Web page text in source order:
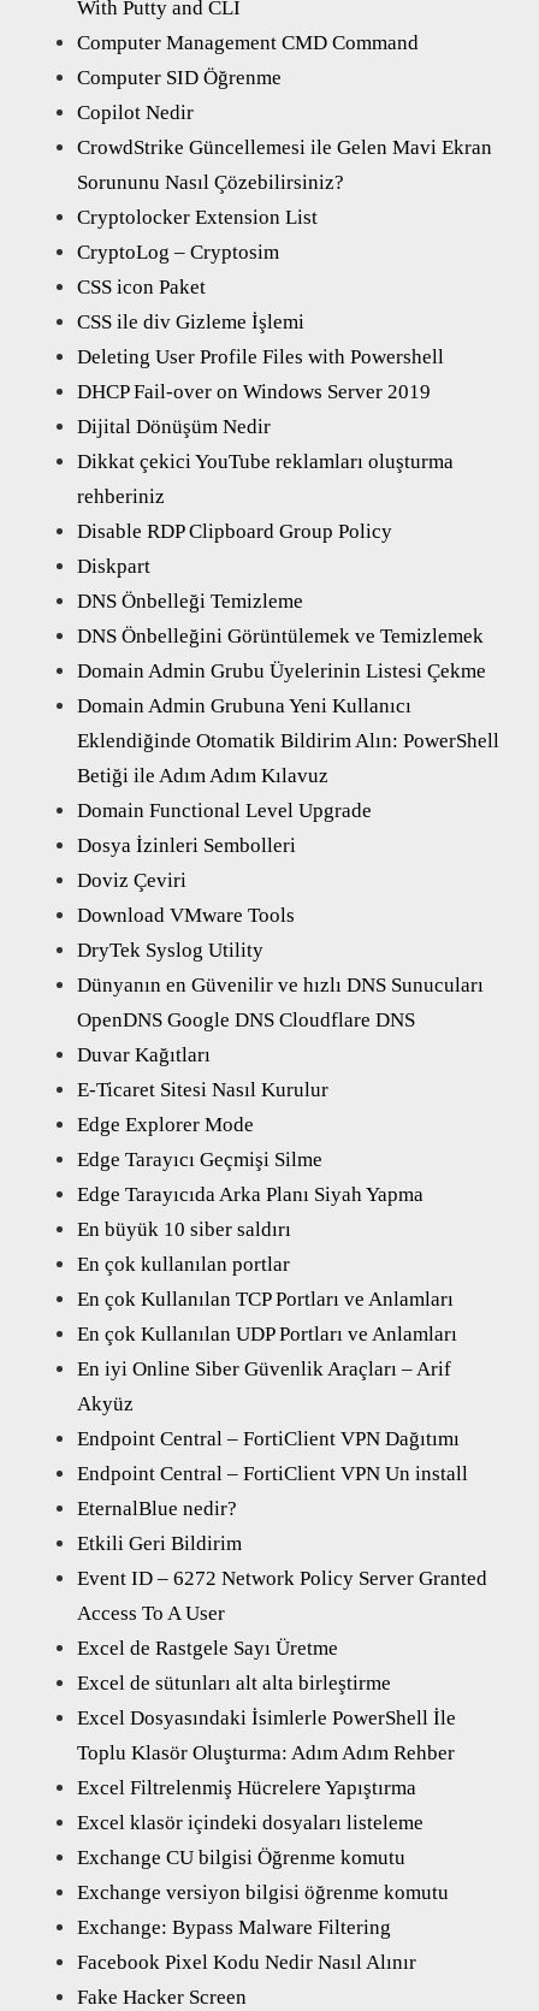
With Putty and CLI
Computer Management CMD Command
Computer SID Öğrenme
Copilot Nedir
CrowdStrike Güncellemesi ile Gelen Mavi Ekran
Sorununu Nasıl Çözebilirsiniz?
Cryptolocker Extension List
CryptoLog – Cryptosim
CSS icon Paket
CSS ile div Gizleme İşlemi
Deleting User Profile Files with Powershell
DHCP Fail-over on Windows Server 2019
Dijital Dönüşüm Nedir
Dikkat çekici YouTube reklamları oluşturma
rehberiniz
Disable RDP Clipboard Group Policy
Diskpart
DNS Önbelleği Temizleme
DNS Önbelleğini Görüntülemek ve Temizlemek
Domain Admin Grubu Üyelerinin Listesi Çekme
Domain Admin Grubuna Yeni Kullanıcı
Eklendiğinde Otomatik Bildirim Alın: PowerShell
Betiği ile Adım Adım Kılavuz
Domain Functional Level Upgrade
Dosya İzinleri Sembolleri
Doviz Çeviri
Download VMware Tools
DryTek Syslog Utility
Dünyanın en Güvenilir ve hızlı DNS Sunucuları
OpenDNS Google DNS Cloudflare DNS
Duvar Kağıtları
E-Ticaret Sitesi Nasıl Kurulur
Edge Explorer Mode
Edge Tarayıcı Geçmişi Silme
Edge Tarayıcıda Arka Planı Siyah Yapma
En büyük 10 siber saldırı
En çok kullanılan portlar
En çok Kullanılan TCP Portları ve Anlamları
En çok Kullanılan UDP Portları ve Anlamları
En iyi Online Siber Güvenlik Araçları – Arif
Akyüz
Endpoint Central – FortiClient VPN Dağıtımı
Endpoint Central – FortiClient VPN Un install
EternalBlue nedir?
Etkili Geri Bildirim
Event ID – 6272 Network Policy Server Granted
Access To A User
Excel de Rastgele Sayı Üretme
Excel de sütunları alt alta birleştirme
Excel Dosyasındaki İsimlerle PowerShell İle
Toplu Klasör Oluşturma: Adım Adım Rehber
Excel Filtrelenmiş Hücrelere Yapıştırma
Excel klasör içindeki dosyaları listeleme
Exchange CU bilgisi Öğrenme komutu
Exchange versiyon bilgisi öğrenme komutu
Exchange: Bypass Malware Filtering
Facebook Pixel Kodu Nedir Nasıl Alınır
Fake Hacker Screen